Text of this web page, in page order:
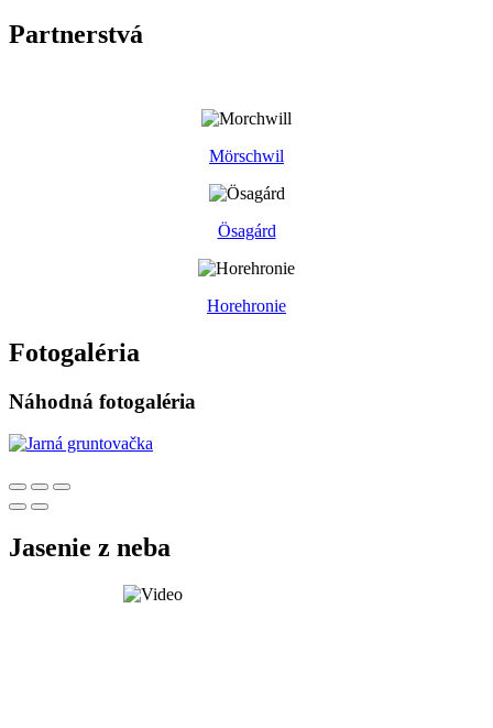
Partnerstvá
Mörschwil
Ösagárd
Horehronie
Fotogaléria
Náhodná fotogaléria
Jasenie z neba